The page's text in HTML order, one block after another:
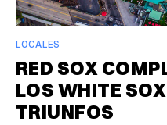
LOCALES
RED SOX
LOS WHITE
TRIUNFOS